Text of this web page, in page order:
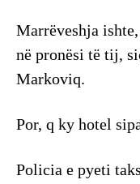
Marrëveshja
në pronësi të tij,
Markoviq.
Por, q ky hotel
Policia e pyeti